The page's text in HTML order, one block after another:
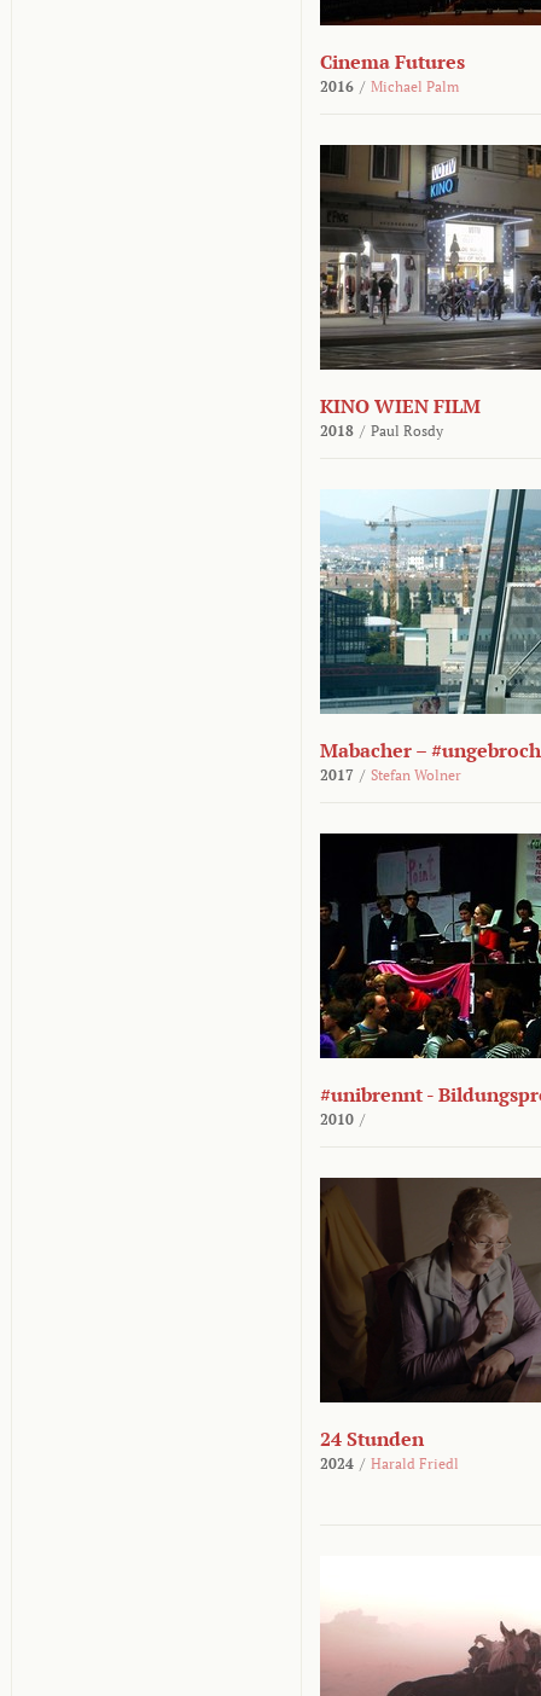
Cinema Futures
2016 / Michael Palm
KINO WIEN FILM
2018 / Paul Rosdy
Mabacher –
2017 / Stefan Wolner
#unibrennt -
2010 /
24 Stunden
2024 / Harald Friedl